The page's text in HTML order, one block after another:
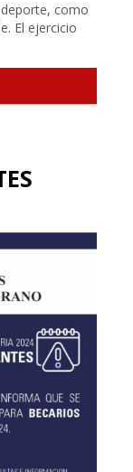
como
El ejercicio